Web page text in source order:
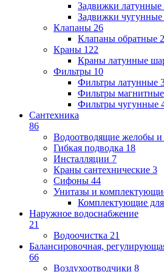
Задвижки латунные
Задвижки
Клапаны 26
Клапаны обратные
Краны 122
Краны латунные
Фильтры 10
Фильтры латунные
Фильтры магнитные
Фильтры чугунные
Сантехника
86
Водоотводящие желобы и
Гибкая подводка 18
Инсталляции 7
Краны сантехнические 3
Сифоны 44
Унитазы и
Комплектующие для
Наружное водоснабжение
21
Водоочистка 21
Балансировочная,
66
Воздухоотводчики 8